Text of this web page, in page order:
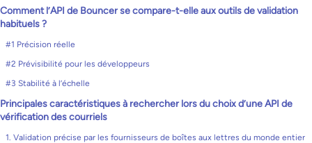
Comment l’API de Bouncer se compare-t-elle aux outils de validation
habituels ?
#1 Précision réelle
#2 Prévisibilité pour les développeurs
#3 Stabilité à l’échelle
Principales caractéristiques à rechercher lors du choix d’une API de
vérification des courriels
1. Validation précise par les fournisseurs de boîtes aux lettres du monde entier